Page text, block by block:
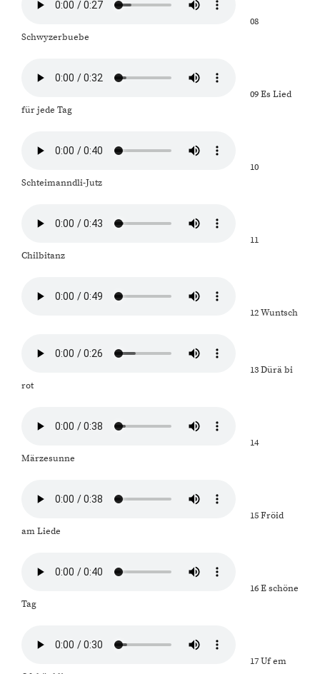
08
Schwyzerbuebe
09 Es Lied
für jede Tag
10
Schteimanndli-Jutz
11
Chilbitanz
12 Wuntsch
13 Dürä bi
rot
14
Märzesunne
15 Fröid
am Liede
16 E schöne
Tag
17 Uf em